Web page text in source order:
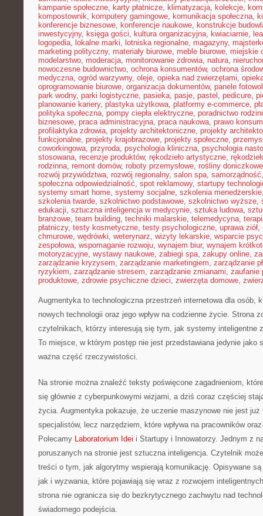
kampanie społeczne, karty płatnicze, klimatyzacja, kolekcje,
kompostownik, komputery gamingowe, komunikacja społeczna,
konferencje biznesowe, konferencje naukowe, konstrukcje
inwestycyjny, księga gości, kultura organizacyjna, kwiaciarnie,
logopedia, lokalne marki, lotniska regionalne, magazyny,
marketing polityczny, materiały biurowe, meble biurowe, miejskie
modelarstwo, moderacja, monitorowanie zdrowia, natura,
nowoczesne budownictwo, ochrona konsumentów, ochrona
medyczna, ogród warzywny, oleje, opieka nad zwierzętami,
oprogramowanie biurowe, organizacja dokumentów, panele
park wodny, parki logistyczne, pasieka, pasje, pastel , pedicure,
planowanie kariery, plastyka użytkowa, platformy e-commerce,
polityka społeczna, pompy ciepła elektryczne, poradnictwo
biznesowe, praca administracyjna, praca naukowa, prawo
profilaktyka zdrowia, projekty architektoniczne, projekty
funkcjonalne, projekty krajobrazowe, projekty społeczne,
coworkingowa, przyroda, psychologia kliniczna, psychologia
stosowana, recenzje produktów, rękodzieło artystyczne,
rodzinna, remont domów, roboty przemysłowe, rośliny doniczkowe
rozwój przywództwa, rozwój regionalny, salon spa, samorządność
społeczna odpowiedzialność, spot reklamowy, startupy
systemy smart home, systemy socjalne, szkolenia menedżerskie
szkolenia twarde, szkolnictwo podstawowe, szkolnictwo wyższe,
edukacji, sztuczna inteligencja w medycynie, sztuka ludowa,
branżowe, team building, techniki malarskie, telemedycyna,
płatniczy, testy kosmetyczne, testy psychologiczne, uprawa ziół,
chmurowe, wędrówki, weterynarz, wizyty lekarskie, wsparcie
zespołowa, wspomaganie rozwoju, wynajem biur, wynajem
motoryzacyjne, wystawy naukowe, zabiegi spa, zakupy online,
zarządzanie kryzysem, zarządzanie marketingiem, zarządzanie
ryzykiem, zarządzanie stresem, zarządzanie zmianami, zaufanie
produktowe, zdrowie psychiczne dzieci, zwierzęta domowe,
Augmentyka to technologiczna przestrzeń internetowa dla osób,
nowych technologii oraz jego wpływ na codzienne życie. Strona
czytelnikach, którzy interesują się tym, jak systemy inteligentne
To miejsce, w którym postęp nie jest przedstawiana jedynie jako
ważna część rzeczywistości.
Na stronie można znaleźć teksty poświęcone zagadnieniom,
się głównie z cyberpunkowymi wizjami, a dziś coraz częściej
życia. Augmentyka pokazuje, że uczenie maszynowe nie jest już
specjalistów, lecz narzędziem, które wpływa na pracowników
Polecamy Laboratorium Idei i Startupy i Innowatorzy. Jednym z
poruszanych na stronie jest sztuczna inteligencja. Czytelnik
treści o tym, jak algorytmy wspierają komunikację. Opisywane są
jak i wyzwania, które pojawiają się wraz z rozwojem
strona nie ogranicza się do bezkrytycznego zachwytu nad
świadomego podejścia.